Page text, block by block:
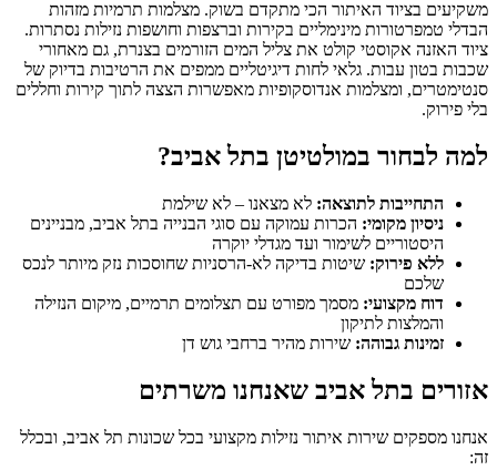
משקיעים בציוד האיתור הכי מתקדם בשוק. מצלמות תרמיות מזהות
הבדלי טמפרטורות מינימליים בקירות וברצפות וחושפות נזילות נסתרות.
ציוד האזנה אקוסטי קולט את צליל המים הזורמים בצנרת, גם מאחורי
שכבות בטון עבות. גלאי לחות דיגיטליים ממפים את הרטיבות בדיוק של
סנטימטרים, ומצלמות אנדוסקופיות מאפשרות הצצה לתוך קירות וחללים
בלי פירוק.
למה לבחור במולטיטן בתל אביב?
התחייבות לתוצאה: לא מצאנו – לא שילמת
ניסיון מקומי: הכרות עמוקה עם סוגי הבנייה בתל אביב, מבניינים
היסטוריים לשימור ועד מגדלי יוקרה
ללא פירוק: שיטות בדיקה לא-הרסניות שחוסכות נזק מיותר לנכס
שלכם
דוח מקצועי: מסמך מפורט עם תצלומים תרמיים, מיקום הנזילה
והמלצות לתיקון
זמינות גבוהה: שירות מהיר ברחבי גוש דן
אזורים בתל אביב שאנחנו משרתים
אנחנו מספקים שירות איתור נזילות מקצועי בכל שכונות תל אביב, ובכלל
זה: